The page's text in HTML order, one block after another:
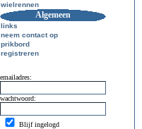
wielrennen
Algemeen
links
neem contact op
prikbord
registreren
emailadres:
wachtwoord:
Blijf ingelogd